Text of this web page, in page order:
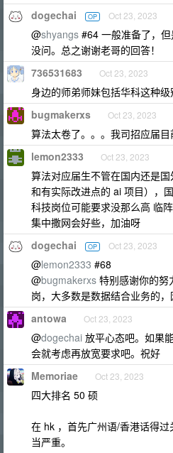
dogechai OP Oct 23, 2023
@shyangs #64 一般准备了，
没问。总之谢谢老哥的回答！
736531683 Oct 23, 2023
身边的师弟师妹包括华科这种
bugmakerxs Oct 23, 2023
算法太卷了。。。我司招应届
lemon2333 Oct 23, 2023
算法对应届生不管在国内还是
和有实际改进点的 ai 项目），
科技岗位可能要求没那么高 临
集中撒网会好些，加油呀
dogechai OP Oct 23, 2023
@lemon2333 #68
@bugmakerxs 特别感谢你的努
岗，大多数是数据结合业务的
antowa Oct 23, 2023
@dogechai 放平心态吧。如果
会就考虑再放宽要求吧。祝好
Memoriae Oct 23, 2023
四大排名 50 硕
在 hk ，首先广州语/香港话得
当严重。